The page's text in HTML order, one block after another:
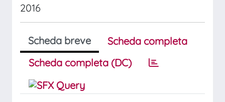
2016
Scheda breve
Scheda completa
Scheda completa (DC)